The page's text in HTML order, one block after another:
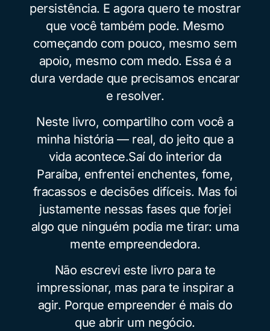
persistência. E agora quero te mostrar
que você também pode. Mesmo
começando com pouco, mesmo sem
apoio, mesmo com medo. Essa é a
dura verdade que precisamos encarar
e resolver.
Neste livro, compartilho com você a
minha história — real, do jeito que a
vida acontece.Saí do interior da
Paraíba, enfrentei enchentes, fome,
fracassos e decisões difíceis. Mas foi
justamente nessas fases que forjei
algo que ninguém podia me tirar: uma
mente empreendedora.
Não escrevi este livro para te
impressionar, mas para te inspirar a
agir. Porque empreender é mais do
que abrir um negócio.